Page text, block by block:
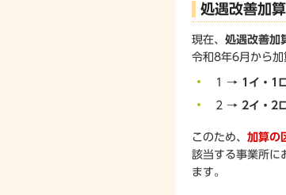
処遇改善加
現在、 処遇改善加
令和8年6月から加
1 → 1イ・1ロ
2 → 2イ・2ロ
このため、 加算の
該当する事業所に
ます。